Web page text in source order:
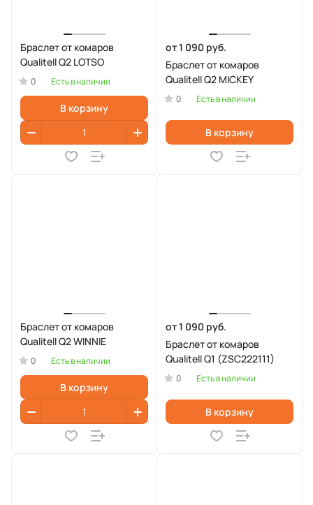
Браслет от комаров
Qualitell Q2 LOTSO
0 Есть в наличии
В корзину
от 1 090 руб.
Браслет от комаров
Qualitell Q2 MICKEY
0 Есть в наличии
В корзину
Браслет от комаров
Qualitell Q2 WINNIE
0 Есть в наличии
В корзину
от 1 090 руб.
Браслет от комаров
Qualitell Q1 (ZSC222111)
0 Есть в наличии
В корзину